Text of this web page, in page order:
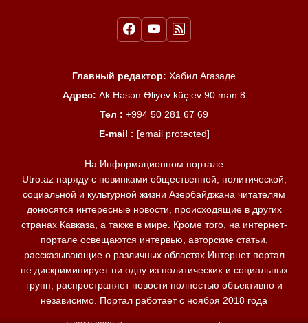
Главный редактор: Хабил Агазаде
Адрес: Ak.Həsən Əliyev küç ev 90 mən 8
Тел : +994 50 281 67 69
E-mail : [email protected]
На Информационном портале
Utro.az наряду с новинками общественной, политической,
социальной и культурной жизни Азербайджана читателям
доносятся интересные новости, происходящие в других
странах Кавказа, а также в мире. Кроме того, на интернет-
портале освещаются интервью, авторские статьи,
рассказывающие о различных областях Интернет портал
не дискриминирует ни одну из политических и социальных
групп, распространяет новости полностью объективно и
независимо. Портал работает с ноября 2018 года